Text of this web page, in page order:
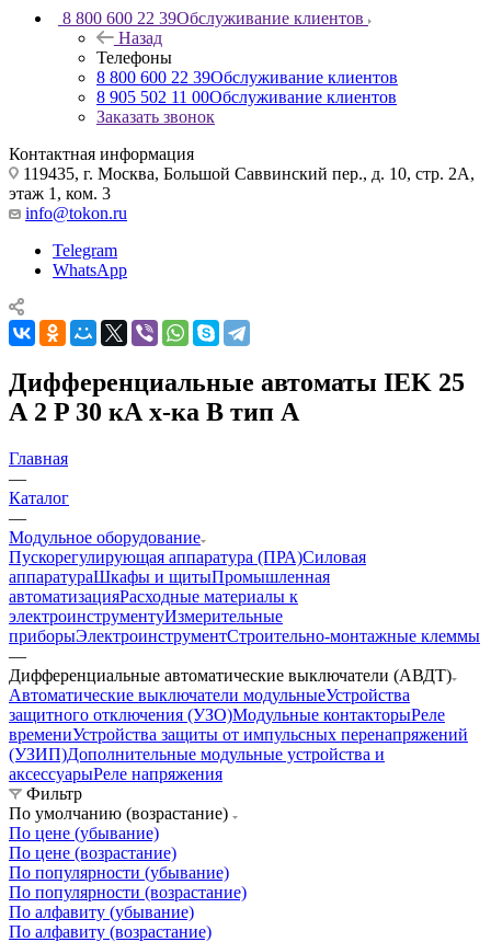
8 800 600 22 39Обслуживание клиентов
Назад
Телефоны
8 800 600 22 39Обслуживание клиентов
8 905 502 11 00Обслуживание клиентов
Заказать звонок
Контактная информация
119435, г. Москва, Большой Саввинский пер., д. 10, стр. 2А,
этаж 1, ком. 3
info@tokon.ru
Telegram
WhatsApp
Дифференциальные автоматы IEK 25
А 2 P 30 кА х-ка B тип A
Главная
—
Каталог
—
Модульное оборудование
Пускорегулирующая аппаратура (ПРА)Силовая
аппаратураШкафы и щитыПромышленная
автоматизацияРасходные материалы к
электроинструментуИзмерительные
приборыЭлектроинструментСтроительно-монтажные клеммы
—
Дифференциальные автоматические выключатели (АВДТ)
Автоматические выключатели модульныеУстройства
защитного отключения (УЗО)Модульные контакторыРеле
времениУстройства защиты от импульсных перенапряжений
(УЗИП)Дополнительные модульные устройства и
аксессуарыРеле напряжения
Фильтр
По умолчанию (возрастание)
По цене (убывание)
По цене (возрастание)
По популярности (убывание)
По популярности (возрастание)
По алфавиту (убывание)
По алфавиту (возрастание)